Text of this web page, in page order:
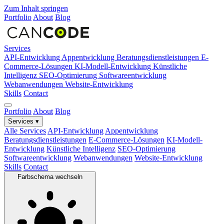
Zum Inhalt springen
Portfolio About Blog
Services
API-Entwicklung Appentwicklung Beratungsdienstleistungen E-
Commerce-Lösungen KI-Modell-Entwicklung Künstliche
Intelligenz SEO-Optimierung Softwareentwicklung
Webanwendungen Website-Entwicklung
Skills Contact
Portfolio About Blog
Services ▾
Alle Services API-Entwicklung Appentwicklung
Beratungsdienstleistungen E-Commerce-Lösungen KI-Modell-
Entwicklung Künstliche Intelligenz SEO-Optimierung
Softwareentwicklung Webanwendungen Website-Entwicklung
Skills Contact
Farbschema wechseln